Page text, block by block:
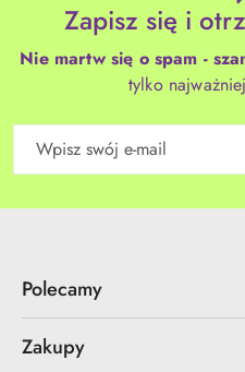
Zapisz się i
Nie martw się o spam -
tylko
Polecamy
Zakupy